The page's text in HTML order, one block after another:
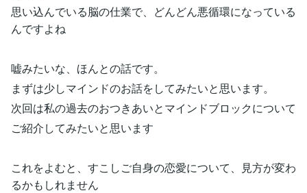
思い込んでいる脳の仕業で、どんどん悪循環になっている
んですよね
嘘みたいな、ほんとの話です。
まずは少しマインドのお話をしてみたいと思います。
次回は私の過去のおつきあいとマインドブロックについて
ご紹介してみたいと思います
これをよむと、すこしご自身の恋愛について、見方が変わ
るかもしれません